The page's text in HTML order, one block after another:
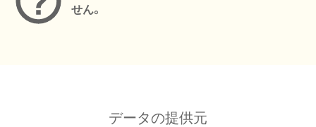
せん。
データの提供元